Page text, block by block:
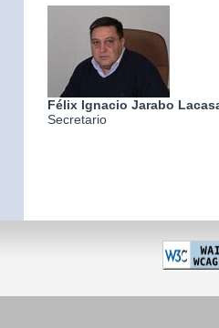
Félix Ignacio Jarabo
Secretario